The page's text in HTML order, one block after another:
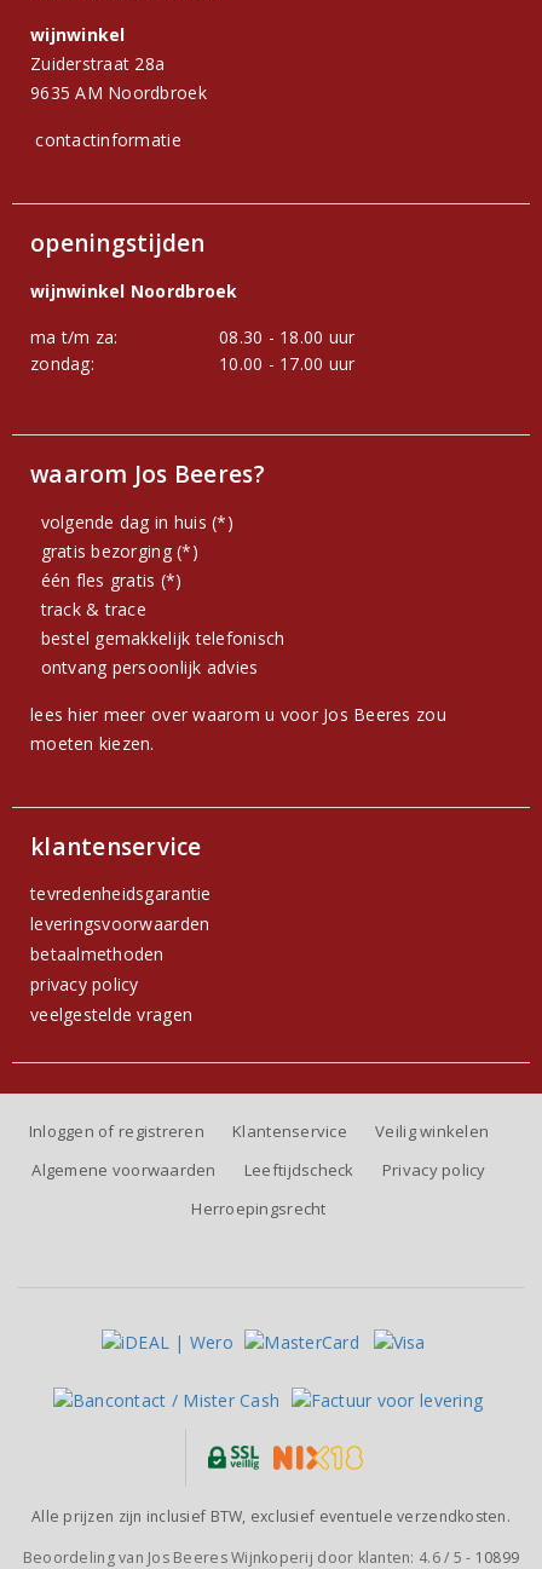
wijnwinkel
Zuiderstraat 28a
9635 AM Noordbroek
contactinformatie
openingstijden
wijnwinkel Noordbroek
ma t/m za:
08.30 - 18.00 uur
zondag:
10.00 - 17.00 uur
waarom Jos Beeres?
volgende dag in huis (*)
gratis bezorging (*)
één fles gratis (*)
track & trace
bestel gemakkelijk telefonisch
ontvang persoonlijk advies
lees hier meer over waarom u voor Jos Beeres zou
moeten kiezen.
klantenservice
tevredenheidsgarantie
leveringsvoorwaarden
betaalmethoden
privacy policy
veelgestelde vragen
Inloggen of registreren Klantenservice
Veilig winkelen
Algemene voorwaarden
Leeftijdscheck
Privacy policy
Herroepingsrecht
Alle prijzen zijn inclusief BTW, exclusief eventuele verzendkosten.
Beoordeling van Jos Beeres Wijnkoperij door klanten: 4.6/ 5 - 10899